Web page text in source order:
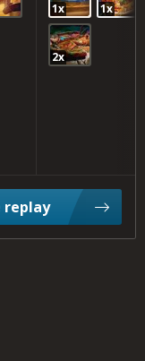
1x 1x
2x
replay